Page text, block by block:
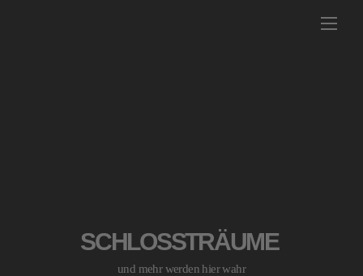
SCHLOSSTRÄUME
und mehr werden hier wahr